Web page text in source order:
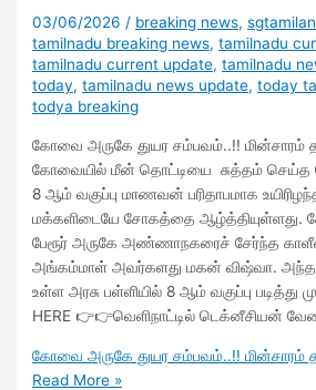
03/06/2026/ breaking news,sgtamilan
tamilnadu breaking news,tamilnadu
tamilnadu current update,tamilnadu
today,tamilnadu news update,today
todya breaking
கோவை அருகே துயர சம்பவம்..!! மின்சாரம்
கோவையில் மீன் தொட்டியை சுத்தம் செய்த
8 ஆம் வகுப்பு மாணவன் பரிதாபமாக
மக்களிடையே சோகத்தை
பேரூர் அருகே அண்ணாநகரைச் சேர்ந்த
அங்கம்மாள் அவர்களது மகன் விஷ்வா. அந்த
உள்ள அரசு பள்ளியில் 8 ஆம் வகுப்பு படித்து
HERE 👉👉வெளிநாட்டில் டெக்னீசியன்
கோவை அருகே துயர சம்பவம்..!! மின்சாரம்
Read More »